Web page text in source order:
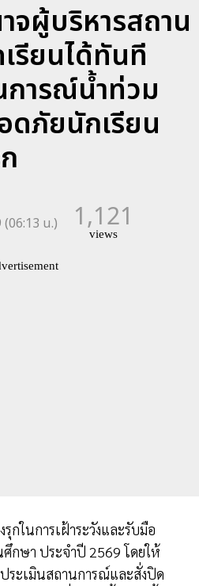
จผู้บริหารสถาน
รียนได้ทันที
การณ์น้ำท่วม
ดภัยนักเรียน
(06:13 น.) 1,121
views
กในการเฝ้าระวังและรับมือ
กษา ประจำปี 2569 โดยให้
ระเมินสถานการณ์และสั่งปิด